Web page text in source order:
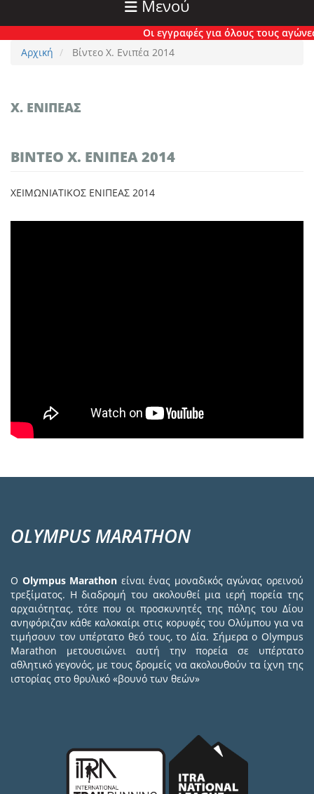
Μενού
Οι εγγραφές για όλους τους αγώνες
Αρχική
Βίντεο Χ. Ενιπέα 2014
Χ. ΕΝΙΠΈΑΣ
ΒΊΝΤΕΟ Χ. ΕΝΙΠΈΑ 2014
ΧΕΙΜΩΝΙΑΤΙΚΟΣ ΕΝΙΠΕΑΣ 2014
OLYMPUS MARATHON
Ο Olympus Marathon είναι ένας μοναδικός αγώνας ορεινού
τρεξίματος. Η διαδρομή του ακολουθεί μια ιερή πορεία της
αρχαιότητας, τότε που οι προσκυνητές της πόλης του Δίου
ανηφόριζαν κάθε καλοκαίρι στις κορυφές του Ολύμπου για να
τιμήσουν τον υπέρτατο θεό τους, το Δία. Σήμερα ο Olympus
Marathon μετουσιώνει αυτή την πορεία σε υπέρτατο
αθλητικό γεγονός, με τους δρομείς να ακολουθούν τα ίχνη της
ιστορίας στο θρυλικό «βουνό των θεών»